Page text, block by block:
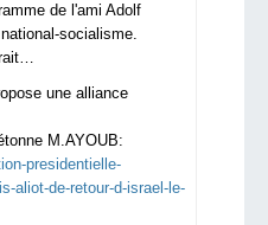
de l'ami Adolf
socialisme.
une alliance
M.AYOUB:
presidentielle-
aliot-de-retour-d-israel-le-